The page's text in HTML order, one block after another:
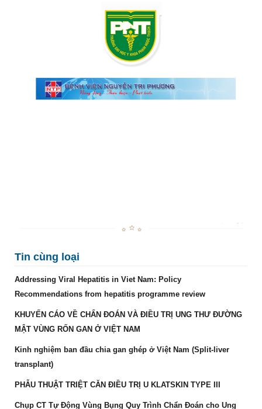
Tin cùng loại
Addressing Viral Hepatitis in Viet Nam: Policy
Recommendations from hepatitis programme review
KHUYẾN CÁO VỀ CHẨN ĐOÁN VÀ ĐIỀU TRỊ UNG THƯ ĐƯỜNG
MẬT VÙNG RỐN GAN Ở VIỆT NAM
Kinh nghiệm ban đầu chia gan ghép ở Việt Nam (Split-liver
transplant)
PHẪU THUẬT TRIỆT CĂN ĐIỀU TRỊ U KLATSKIN TYPE III
Chụp CT Tự Động Vùng Bụng Quy Trình Chẩn Đoán cho Ung